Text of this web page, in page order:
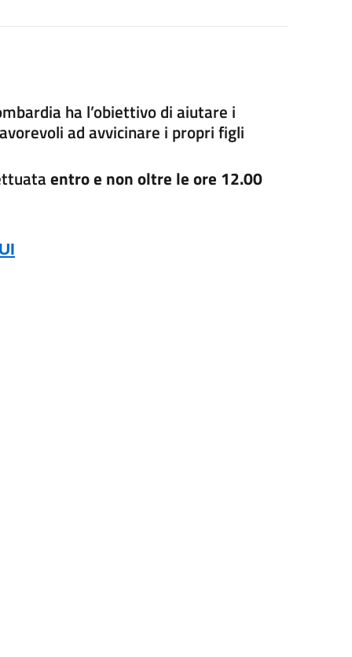
ha l’obiettivo di aiutare i
ad avvicinare i propri figli
entro e non oltre le ore 12.00